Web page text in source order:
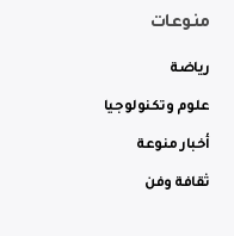
منوعات
رياضة
علوم وتكنولوجيا
أخبار منوعة
ثقافة وفن